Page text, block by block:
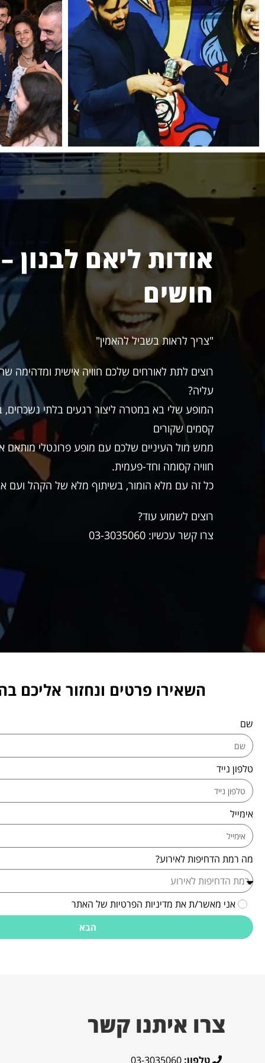
אודות ליאם לבנון
חושים
"צריך לראות בשביל להאמין"
רוצים לתת לאורחים שלכם חוויה אישית ומדהימה
עליה?
המופע שלי בא במטרה ליצור רגעים בלתי
קסמים שקורים
ממש מול העיניים שלכם עם מופע פרונטלי מותאם
חוויה קסומה וחד-פעמית.
כל זה עם מלא הומור, בשיתוף מלא של הקהל ועם
רוצים לשמוע עוד?
צרו קשר עכשיו: 03-3035060
השאירו פרטים ונחזור אליכם
שם
טלפון נייד
אימייל
מה רמת הדחיפות לאירוע?
אני מאשר/ת את מדיניות הפרטיות של האתר
הבא
צרו איתנו קשר
טלפון:03-3035060